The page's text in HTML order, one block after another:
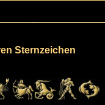
Sternzeichen